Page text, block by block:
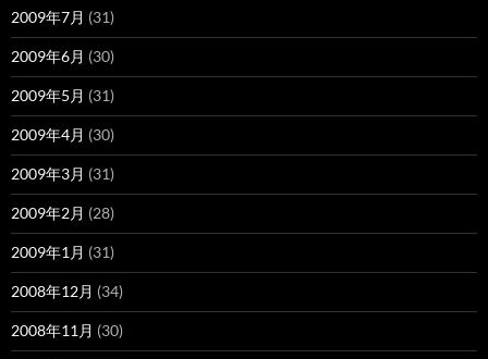
2009年7月 (31)
2009年6月 (30)
2009年5月 (31)
2009年4月 (30)
2009年3月 (31)
2009年2月 (28)
2009年1月 (31)
2008年12月 (34)
2008年11月 (30)